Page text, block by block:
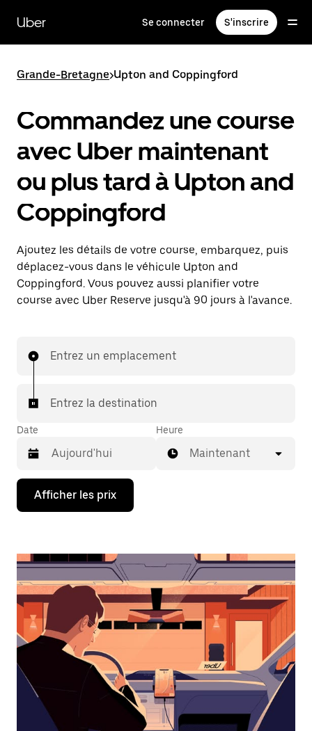
contenu
principal
Uber Se connecter S'inscrire
Grande-Bretagne>Upton and Coppingford
Commandez une course
avec Uber maintenant
ou plus tard à Upton and
Coppingford
Ajoutez les détails de votre course, embarquez, puis
déplacez-vous dans le véhicule Upton and
Coppingford. Vous pouvez aussi planifier votre
course avec Uber Reserve jusqu'à 90 jours à l'avance.
Entrez un emplacement
Entrez la destination
Date
Appuyez
la
bas
interagir
avec
calendrier
et
sélectionner
une
date.
Appuyez
Heure
Maintenant
Afficher les prix